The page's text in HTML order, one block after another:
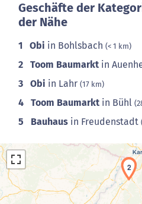
Geschäfte der
der Nähe
1 Obi in Bohlsbach (< 1 km)
2 Toom Baumarkt in
3 Obi in Lahr (17 km)
4 Toom Baumarkt in Bühl
5 Bauhaus in Freudenstadt
2